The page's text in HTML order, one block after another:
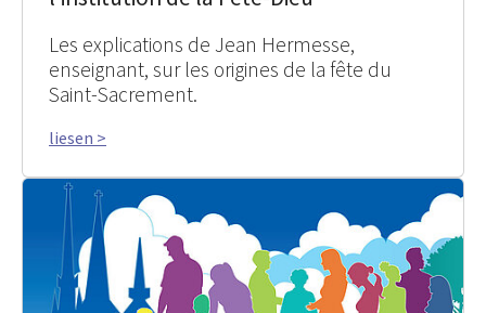
Les explications de Jean Hermesse,
enseignant, sur les origines de la fête du
Saint-Sacrement.
liesen >